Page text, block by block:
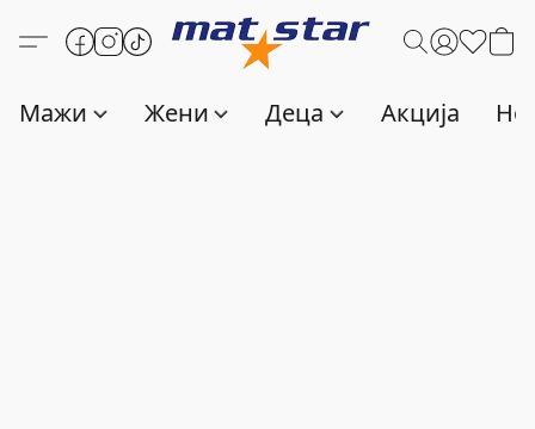
Мажи Жени Деца Акција